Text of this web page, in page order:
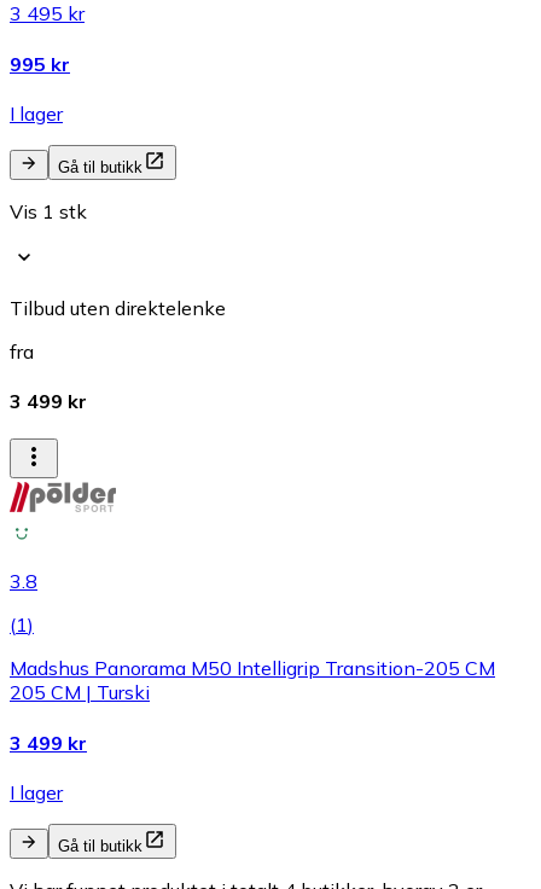
3 495 kr
995 kr
I lager
Gå til butikk
Vis 1 stk
Tilbud uten direktelenke
fra
3 499 kr
3.8
(1)
Madshus Panorama M50 Intelligrip Transition-205 CM
205 CM | Turski
3 499 kr
I lager
Gå til butikk